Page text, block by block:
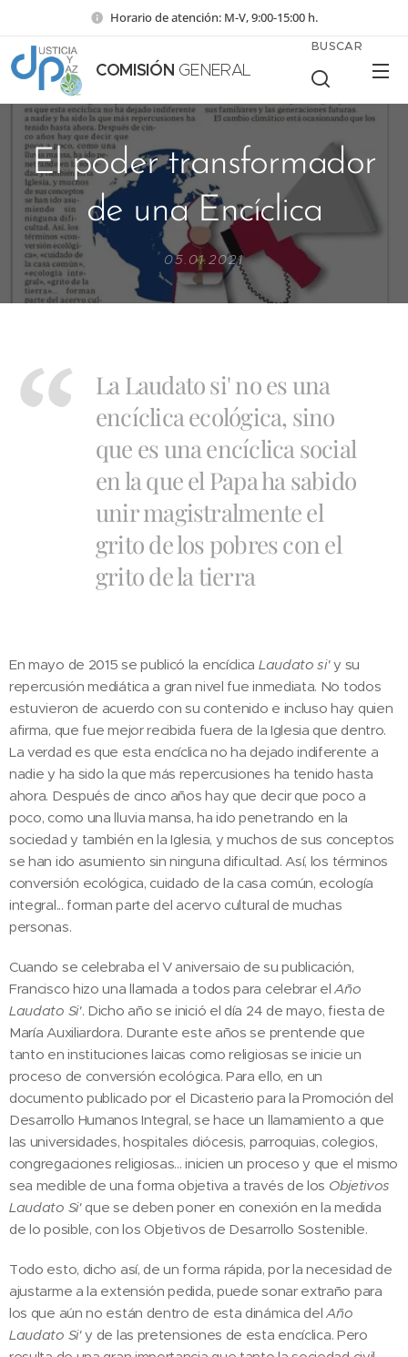
Horario de atención: M-V, 9:00-15:00 h.
COMISIÓN GENERAL
BUSCAR
El poder transformador
de una Encíclica
05.01.2021
La Laudato si' no es una
encíclica ecológica, sino
que es una encíclica social
en la que el Papa ha sabido
unir magistralmente el
grito de los pobres con el
grito de la tierra
En mayo de 2015 se publicó la encíclica Laudato si'y su
repercusión mediática a gran nivel fue inmediata. No todos
estuvieron de acuerdo con su contenido e incluso hay quien
afirma, que fue mejor recibida fuera de la Iglesia que dentro.
La verdad es que esta encíclica no ha dejado indiferente a
nadie y ha sido la que más repercusiones ha tenido hasta
ahora. Después de cinco años hay que decir que poco a
poco, como una lluvia mansa, ha ido penetrando en la
sociedad y también en la Iglesia, y muchos de sus conceptos
se han ido asumiento sin ninguna dificultad. Así, los términos
conversión ecológica, cuidado de la casa común, ecología
integral... forman parte del acervo cultural de muchas
personas.
Cuando se celebraba el V aniversaio de su publicación,
Francisco hizo una llamada a todos para celebrar elAño
Laudato Si'. Dicho año se inició el día 24 de mayo, fiesta de
María Auxiliardora. Durante este años se prentende que
tanto en instituciones laicas como religiosas se inicie un
proceso de conversión ecológica. Para ello, en un
documento publicado por el Dicasterio para la Promoción del
Desarrollo Humanos Integral, se hace un llamamiento a que
las universidades, hospitales diócesis, parroquias, colegios,
congregaciones religiosas... inicien un proceso y que el mismo
sea medible de una forma objetiva a través de los Objetivos
Laudato Si' que se deben poner en conexión en la medida
de lo posible, con los Objetivos de Desarrollo Sostenible.
Todo esto, dicho así, de un forma rápida, por la necesidad de
ajustarme a la extensión pedida, puede sonar extraño para
los que aún no están dentro de esta dinámica delAño
Laudato Si'y de las pretensiones de esta encíclica. Pero